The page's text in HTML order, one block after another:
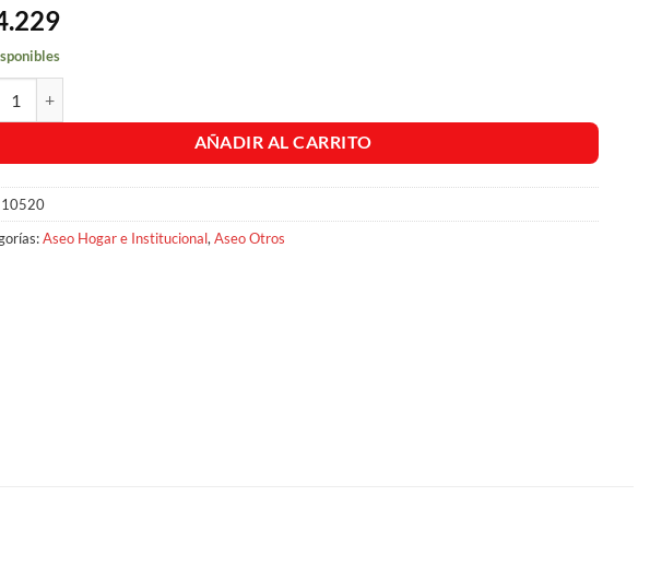
AÑADIR AL CARRITO
10520
Aseo Hogar e Institucional,Aseo Otros